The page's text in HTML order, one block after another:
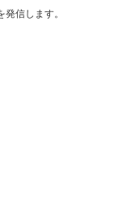
信します。